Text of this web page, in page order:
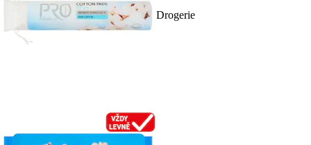
Drogerie